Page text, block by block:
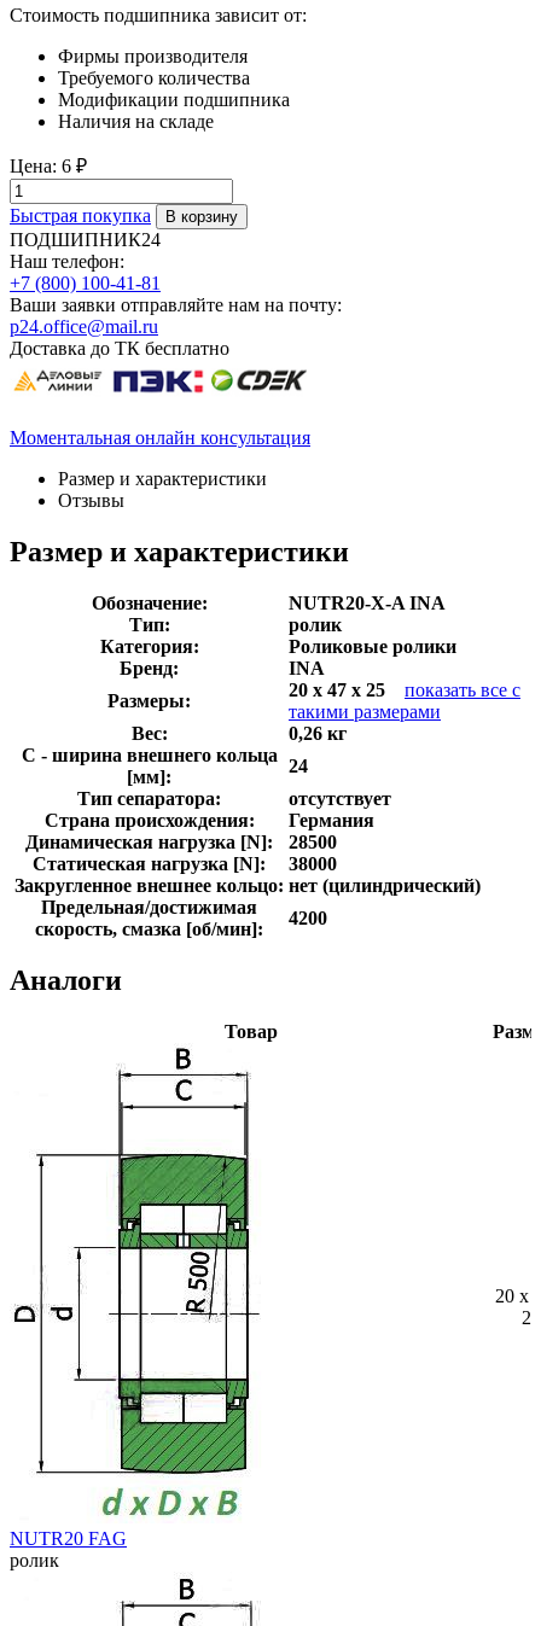
Стоимость подшипника зависит от:
Фирмы производителя
Требуемого количества
Модификации подшипника
Наличия на складе
Цена: 6 ₽
Быстрая покупка
ПОДШИПНИК24
Наш телефон:
+7 (800) 100-41-81
Ваши заявки отправляйте нам на почту:
p24.office@mail.ru
Доставка до ТК бесплатно
Моментальная онлайн консультация
Размер и характеристики
Отзывы
Размер и характеристики
Обозначение:
NUTR20-X-A INA
Тип:
ролик
Категория:
Роликовые ролики
Бренд:
INA
Размеры:
20 x 47 x 25
показать все с
такими размерами
Вес:
0,26 кг
C - ширина внешнего кольца
[мм]:
24
Тип сепаратора:
отсутствует
Страна происхождения:
Германия
Динамическая нагрузка [N]:
28500
Статическая нагрузка [N]:
38000
Закругленное внешнее кольцо: нет (цилиндрический)
Предельная/достижимая
скорость, смазка [об/мин]:
4200
Аналоги
Товар
NUTR20 FAG
ролик
20 x
25